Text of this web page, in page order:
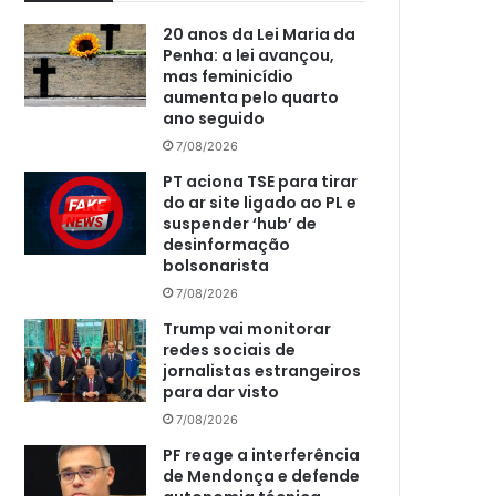
20 anos da Lei Maria da
Penha: a lei avançou,
mas feminicídio
aumenta pelo quarto
ano seguido
7/08/2026
PT aciona TSE para tirar
do ar site ligado ao PL e
suspender ‘hub’ de
desinformação
bolsonarista
7/08/2026
Trump vai monitorar
redes sociais de
jornalistas estrangeiros
para dar visto
7/08/2026
PF reage a interferência
de Mendonça e defende